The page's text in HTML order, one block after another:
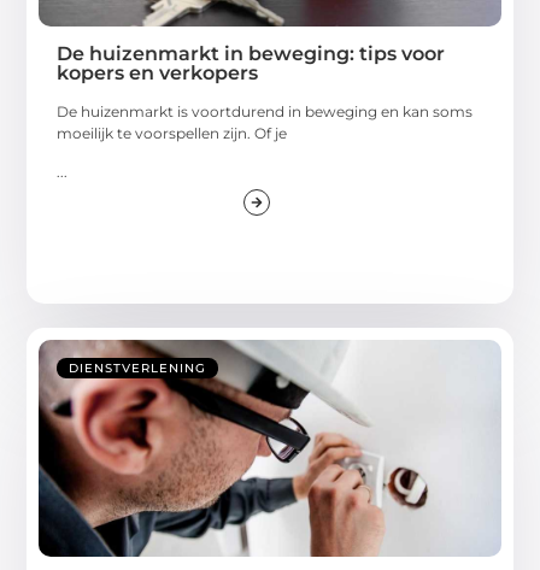
De huizenmarkt in beweging: tips voor
kopers en verkopers
De huizenmarkt is voortdurend in beweging en kan soms
moeilijk te voorspellen zijn. Of je
DIENSTVERLENING